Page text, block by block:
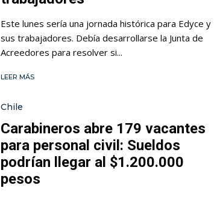
Este lunes sería una jornada histórica para Edyce y
sus trabajadores. Debía desarrollarse la Junta de
Acreedores para resolver si...
LEER MÁS
Chile
Carabineros abre 179 vacantes
para personal civil: Sueldos
podrían llegar al $1.200.000
pesos